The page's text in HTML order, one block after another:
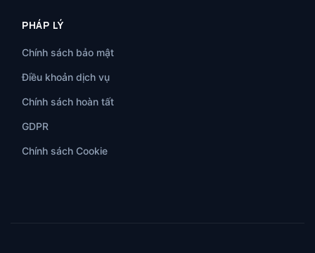
PHÁP LÝ
Chính sách bảo mật
Điều khoản dịch vụ
Chính sách hoàn tất
GDPR
Chính sách Cookie